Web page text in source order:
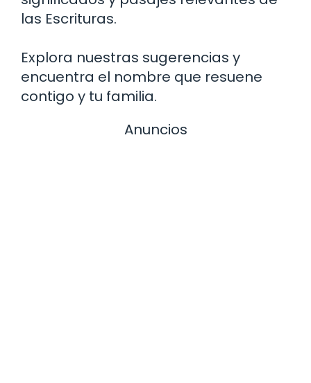
las Escrituras.
Explora nuestras sugerencias y
encuentra el nombre que resuene
contigo y tu familia.
Anuncios